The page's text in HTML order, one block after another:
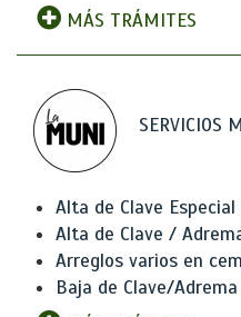
MÁS TRÁMITES
SERVICIOS
Alta de Clave
Alta de Clave /
Arreglos varios en
Baja de Clave/